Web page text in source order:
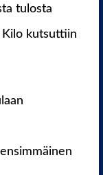
tulosta
Kilo kutsuttiin